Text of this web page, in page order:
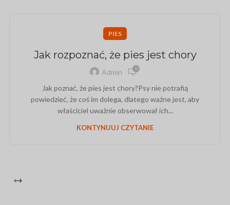
PIES
Jak rozpoznać, że pies jest chory
Admin 0
Jak poznać, że pies jest chory?Psy nie potrafią
powiedzieć, że coś im dolega, dlatego ważne jest, aby
właściciel uważnie obserwował ich...
KONTYNUUJ CZYTANIE